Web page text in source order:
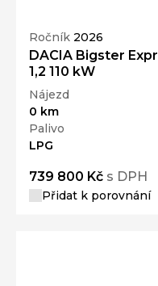
Ročník 2026
DACIA Bigster
1,2 110 kW
Nájezd
0 km
Palivo
LPG
739 800 Kč s DPH
Přidat k porovnání